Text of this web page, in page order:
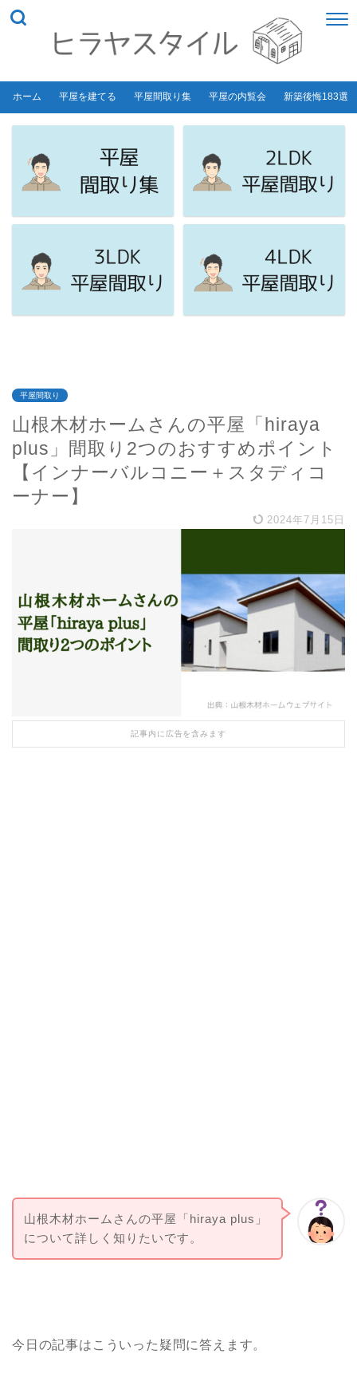
ホーム 平屋を建てる 平屋間取り集 平屋の内覧会 新築後悔183選
平屋間取り
山根木材ホームさんの平屋「hiraya
plus」間取り2つのおすすめポイント
【インナーバルコニー＋スタディコ
ーナー】
2024年7月15日
記事内に広告を含みます
山根木材ホームさんの平屋「hiraya plus」
について詳しく知りたいです。
今日の記事はこういった疑問に答えます。